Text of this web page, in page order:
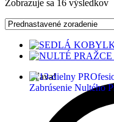
Zobrazuje sa 16 výsledkov
Zľava!